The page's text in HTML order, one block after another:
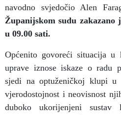
navodno svjedočio Alen
Županijskom sudu zakazano
u 09.00 sati.
Općenito govoreći situacija
uprave iznose iskaze o radu
sjedi na optuženičkoj klupi u
vjerodostojnost i neovisnost
duboko ukorijenjeni sustav